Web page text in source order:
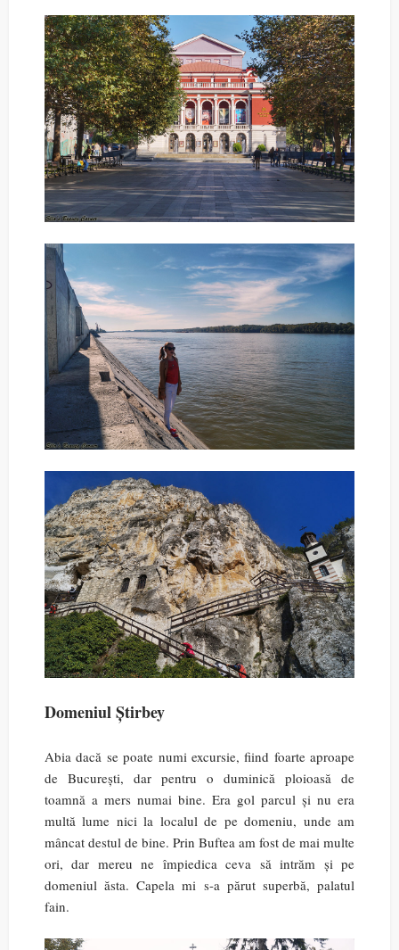
Domeniul Știrbey
Abia dacă se poate numi excursie, fiind foarte aproape
de București, dar pentru o duminică ploioasă de
toamnă a mers numai bine. Era gol parcul și nu era
multă lume nici la localul de pe domeniu, unde am
mâncat destul de bine. Prin Buftea am fost de mai multe
ori, dar mereu ne împiedica ceva să intrăm și pe
domeniul ăsta. Capela mi s-a părut superbă, palatul
fain.